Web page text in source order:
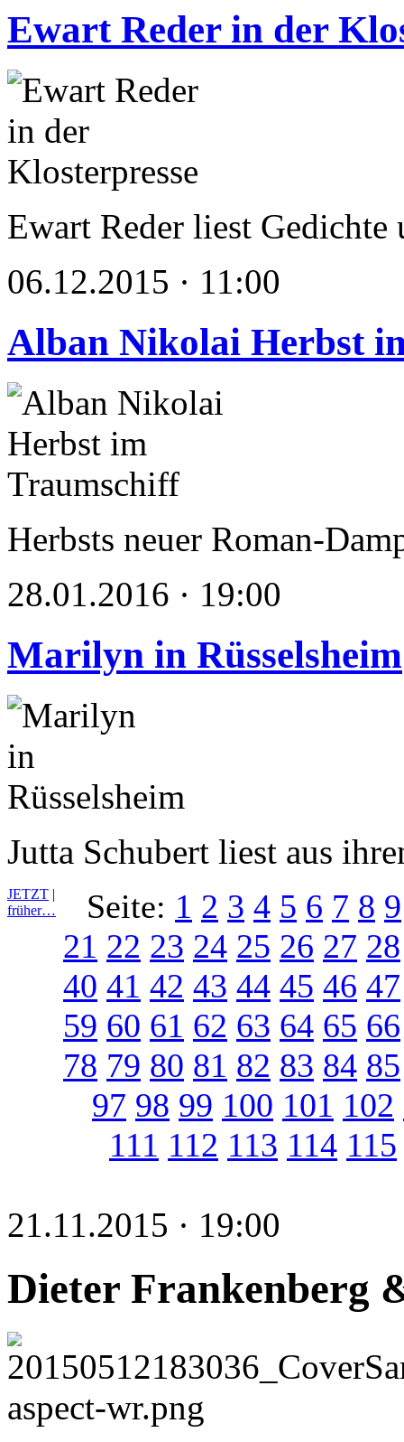
Ewart Reder in der
Ewart Reder liest Gedichte
06.12.2015 · 11:00
Alban Nikolai Herbst
Herbsts neuer Roman-
28.01.2016 · 19:00
Marilyn in Rüsselsheim
Jutta Schubert liest aus
JETZT |
früher…
Seite: 1 2 3 4 5 6 7 8 9
21 22 23 24 25 26 27 28
40 41 42 43 44 45 46 47
59 60 61 62 63 64 65 66
78 79 80 81 82 83 84 85
97 98 99 100 101 102
111 112 113 114 115
21.11.2015 · 19:00
Dieter Frankenberg